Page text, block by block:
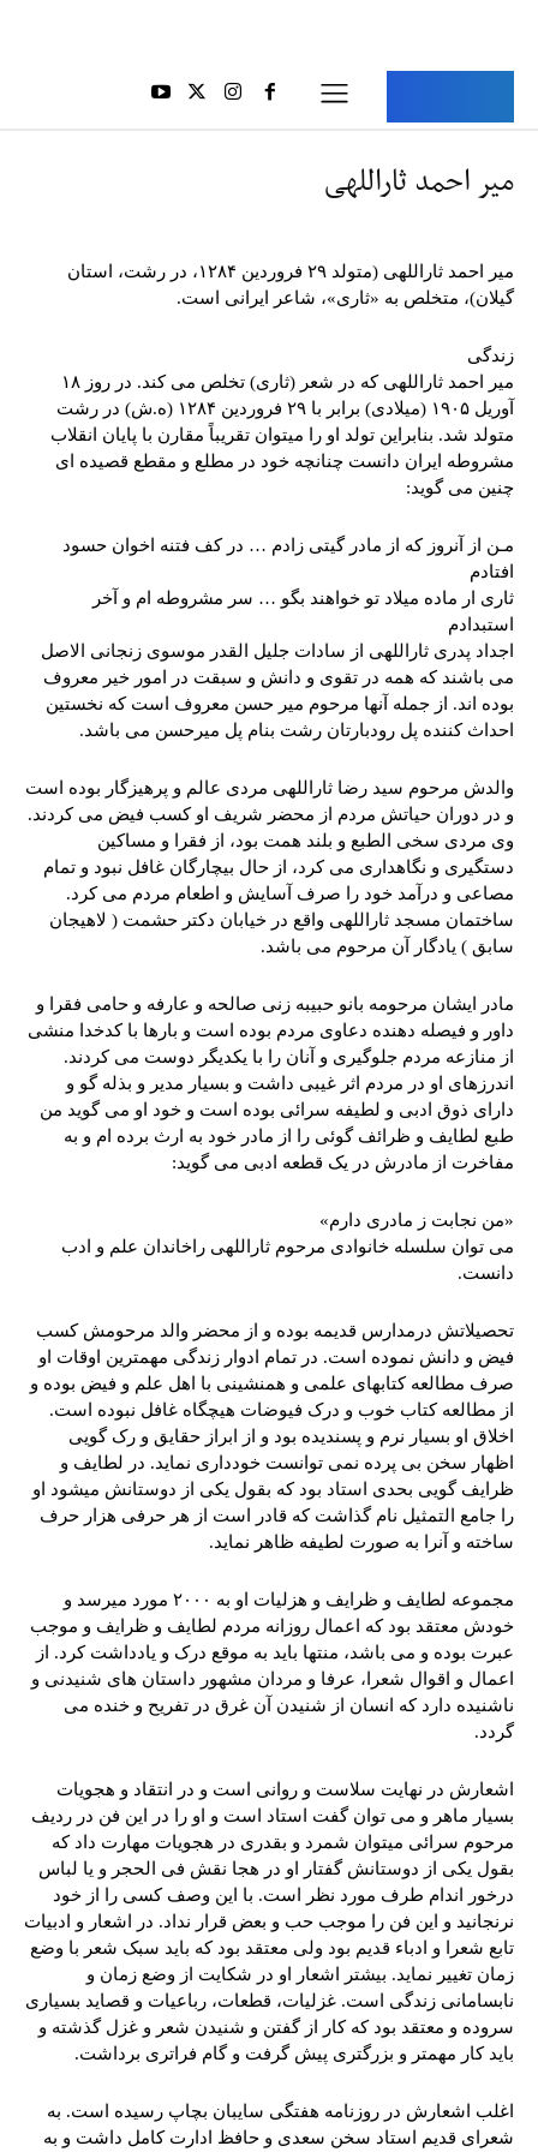
میر احمد ثاراللهی
میر احمد ثاراللهی (متولد ۲۹ فروردین ۱۲۸۴، در رشت، استان
گیلان)، متخلص به «ثاری»، شاعر ایرانی است.
زندگی
میر احمد ثاراللهی که در شعر (ثاری) تخلص می کند. در روز ۱۸
آوریل ۱۹۰۵ (میلادی) برابر با ۲۹ فروردین ۱۲۸۴ (ه.ش) در رشت
متولد شد. بنابراین تولد او را میتوان تقریباً مقارن با پایان انقلاب
مشروطه ایران دانست چنانچه خود در مطلع و مقطع قصیده ای
چنین می گوید:
مـن از آنروز که از مادر گیتی زادم … در کف فتنه اخوان حسود
افتادم
ثاری ار ماده میلاد تو خواهند بگو … سر مشروطه ام و آخر
استبدادم
اجداد پدری ثاراللهی از سادات جلیل القدر موسوی زنجانی الاصل
می باشند که همه در تقوی و دانش و سبقت در امور خیر معروف
بوده اند. از جمله آنها مرحوم میر حسن معروف است که نخستین
احداث کننده پل رودبارتان رشت بنام پل میرحسن می باشد.
والدش مرحوم سید رضا ثاراللهی مردی عالم و پرهیزگار بوده است
و در دوران حیاتش مردم از محضر شریف او کسب فیض می کردند.
وی مردی سخی الطبع و بلند همت بود، از فقرا و مساکین
دستگیری و نگاهداری می کرد، از حال بیچارگان غافل نبود و تمام
مصاعی و درآمد خود را صرف آسایش و اطعام مردم می کرد.
ساختمان مسجد ثاراللهی واقع در خیابان دکتر حشمت ( لاهیجان
سابق ) یادگار آن مرحوم می باشد.
مادر ایشان مرحومه بانو حبیبه زنی صالحه و عارفه و حامی فقرا و
داور و فیصله دهنده دعاوی مردم بوده است و بارها با کدخدا منشی
از منازعه مردم جلوگیری و آنان را با یکدیگر دوست می کردند.
اندرزهای او در مردم اثر غیبی داشت و بسیار مدیر و بذله گو و
دارای ذوق ادبی و لطیفه سرائی بوده است و خود او می گوید من
طبع لطایف و ظرائف گوئی را از مادر خود به ارث برده ام و به
مفاخرت از مادرش در یک قطعه ادبی می گوید:
«من نجابت ز مادری دارم»
می توان سلسله خانوادی مرحوم ثاراللهی راخاندان علم و ادب
دانست.
تحصیلاتش درمدارس قدیمه بوده و از محضر والد مرحومش کسب
فیض و دانش نموده است. در تمام ادوار زندگی مهمترین اوقات او
صرف مطالعه کتابهای علمی و همنشینی با اهل علم و فیض بوده و
از مطالعه کتاب خوب و درک فیوضات هیچگاه غافل نبوده است.
اخلاق او بسیار نرم و پسندیده بود و از ابراز حقایق و رک گویی
اظهار سخن بی پرده نمی توانست خودداری نماید. در لطایف و
ظرایف گویی بحدی استاد بود که بقول یکی از دوستانش میشود او
را جامع التمثیل نام گذاشت که قادر است از هر حرفی هزار حرف
ساخته و آنرا به صورت لطیفه ظاهر نماید.
مجموعه لطایف و ظرایف و هزلیات او به ۲٠٠٠ مورد میرسد و
خودش معتقد بود که اعمال روزانه مردم لطایف و ظرایف و موجب
عبرت بوده و می باشد، منتها باید به موقع درک و یادداشت کرد. از
اعمال و اقوال شعرا، عرفا و مردان مشهور داستان های شنیدنی و
ناشنیده دارد که انسان از شنیدن آن غرق در تفریح و خنده می
گردد.
اشعارش در نهایت سلاست و روانی است و در انتقاد و هجویات
بسیار ماهر و می توان گفت استاد است و او را در این فن در ردیف
مرحوم سرائی میتوان شمرد و بقدری در هجویات مهارت داد که
بقول یکی از دوستانش گفتار او در هجا نقش فی الحجر و یا لباس
درخور اندام طرف مورد نظر است. با این وصف کسی را از خود
نرنجانید و این فن را موجب حب و بعض قرار نداد. در اشعار و ادبیات
تابع شعرا و ادباء قدیم بود ولی معتقد بود که باید سبک شعر با وضع
زمان تغییر نماید. بیشتر اشعار او در شکایت از وضع زمان و
نابسامانی زندگی است. غزلیات، قطعات، رباعیات و قصاید بسیاری
سروده و معتقد بود که کار از گفتن و شنیدن شعر و غزل گذشته و
باید کار مهمتر و بزرگتری پیش گرفت و گام فراتری برداشت.
اغلب اشعارش در روزنامه هفتگی سایبان بچاپ رسیده است. به
شعرای قدیم استاد سخن سعدی و حافظ ادارت کامل داشت و به